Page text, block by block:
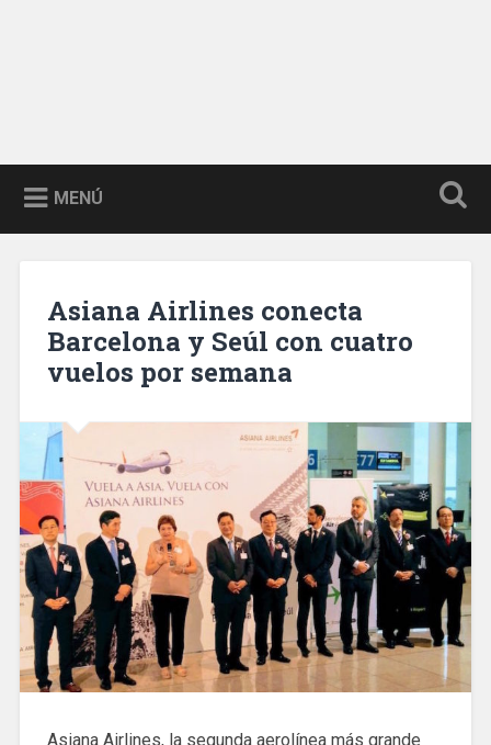
MENÚ
Asiana Airlines conecta
Barcelona y Seúl con cuatro
vuelos por semana
Asiana Airlines, la segunda aerolínea más grande